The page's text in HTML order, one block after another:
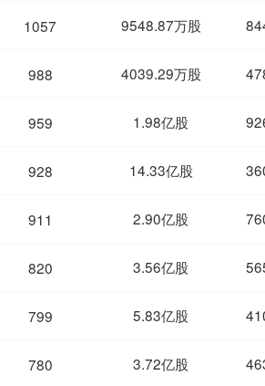
1057 9548.87万股
988 4039.29万股
959 1.98亿股
928 14.33亿股
911 2.90亿股
820 3.56亿股
799 5.83亿股
780 3.72亿股